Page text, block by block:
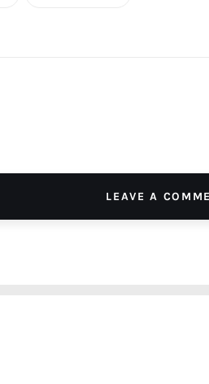
LEAVE A